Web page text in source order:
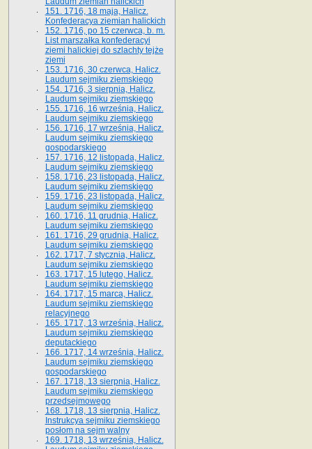
151. 1716, 18 maja, Halicz.
Konfederacya ziemian halickich
152. 1716, po 15 czerwca, b. m.
List marszałka konfederacyi
ziemi halickiej do szlachty tejże
ziemi
153. 1716, 30 czerwca, Halicz.
Laudum sejmiku ziemskiego
154. 1716, 3 sierpnia, Halicz.
Laudum sejmiku ziemskiego
155. 1716, 16 września, Halicz.
Laudum sejmiku ziemskiego
156. 1716, 17 września, Halicz.
Laudum sejmiku ziemskiego
gospodarskiego
157. 1716, 12 listopada, Halicz.
Laudum sejmiku ziemskiego
158. 1716, 23 listopada, Halicz.
Laudum sejmiku ziemskiego
159. 1716, 23 listopada, Halicz.
Laudum sejmiku ziemskiego
160. 1716, 11 grudnia, Halicz.
Laudum sejmiku ziemskiego
161. 1716, 29 grudnia, Halicz.
Laudum sejmiku ziemskiego
162. 1717, 7 stycznia, Halicz.
Laudum sejmiku ziemskiego
163. 1717, 15 lutego, Halicz.
Laudum sejmiku ziemskiego
164. 1717, 15 marca, Halicz.
Laudum sejmiku ziemskiego
relacyjnego
165. 1717, 13 września, Halicz.
Laudum sejmiku ziemskiego
deputackiego
166. 1717, 14 września, Halicz.
Laudum sejmiku ziemskiego
gospodarskiego
167. 1718, 13 sierpnia, Halicz.
Laudum sejmiku ziemskiego
przedsejmowego
168. 1718, 13 sierpnia, Halicz.
Instrukcya sejmiku ziemskiego
posłom na sejm walny
169. 1718, 13 września, Halicz.